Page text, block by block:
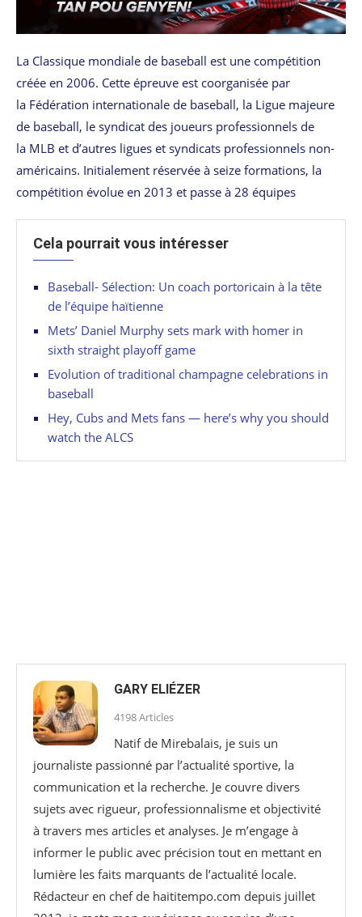
La Classique mondiale de baseball est une compétition
créée en 2006. Cette épreuve est coorganisée par
la Fédération internationale de baseball, la Ligue majeure
de baseball, le syndicat des joueurs professionnels de
la MLB et d’autres ligues et syndicats professionnels non-
américains. Initialement réservée à seize formations, la
compétition évolue en 2013 et passe à 28 équipes
Cela pourrait vous intéresser
Baseball- Sélection: Un coach portoricain à la tête
de l’équipe haïtienne
Mets’ Daniel Murphy sets mark with homer in
sixth straight playoff game
Evolution of traditional champagne celebrations in
baseball
Hey, Cubs and Mets fans — here’s why you should
watch the ALCS
GARY ELIÉZER
4198 Articles
Natif de Mirebalais, je suis un
journaliste passionné par l’actualité sportive, la
communication et la recherche. Je couvre divers
sujets avec rigueur, professionnalisme et objectivité
à travers mes articles et analyses. Je m’engage à
informer le public avec précision tout en mettant en
lumière les faits marquants de l’actualité locale.
Rédacteur en chef de haititempo.com⁠ depuis juillet